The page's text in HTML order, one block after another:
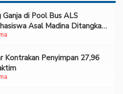
di Pool Bus ALS
Asal Madina Ditangkap
Kontrakan Penyimpan 27,96